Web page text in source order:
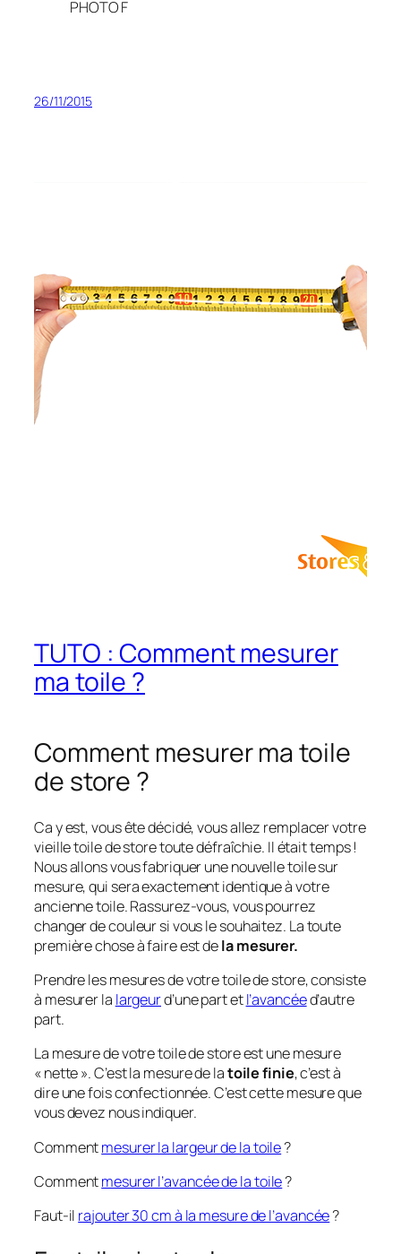
PHOTO F
26/11/2015
TUTO : Comment mesurer
ma toile ?
Comment mesurer ma toile
de store ?
Ca y est, vous ête décidé, vous allez remplacer votre
vieille toile de store toute défraîchie. Il était temps !
Nous allons vous fabriquer une nouvelle toile sur
mesure, qui sera exactement identique à votre
ancienne toile. Rassurez-vous, vous pourrez
changer de couleur si vous le souhaitez. La toute
première chose à faire est dela mesurer.
Prendre les mesures de votre toile de store, consiste
à mesurer la largeurd’une part etl’avancéed’autre
part.
La mesure de votre toile de store est une mesure
« nette ». C’est la mesure de latoile finie, c’est à
dire une fois confectionnée. C’est cette mesure que
vous devez nous indiquer.
Commentmesurer la largeur de la toile?
Commentmesurer l’avancée de la toile?
Faut-il rajouter 30 cm à la mesure de l’avancée?